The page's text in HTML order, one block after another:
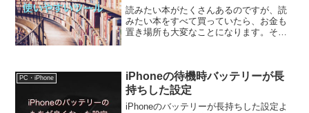
読みたい本がたくさんあるのですが、読
みたい本をすべて買っていたら、お金も
置き場所も大変なことになります。そこ
を検索するときに使ってい...
PC・iPhone
iPhoneの待機時バッテリーが長
持ちした設定
iPhoneのバッテリーが長持ちした設定よ